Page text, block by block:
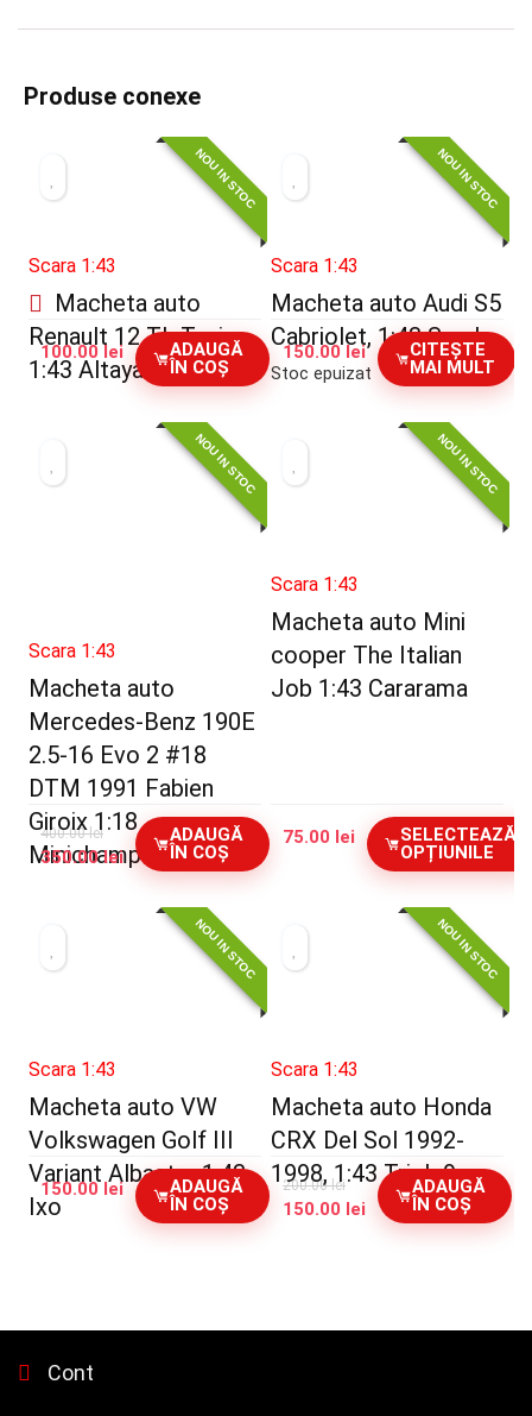
Produse conexe
NOU IN STOC
Scara 1:43
Macheta auto
Renault 12 TL Taxi,
1:43 Altaya
100.00lei
ADAUGĂ
ÎN COȘ
NOU IN STOC
Scara 1:43
Macheta auto Audi S5
Cabriolet, 1:43 Spark
Stoc epuizat
150.00lei
CITEȘTE
MAI MULT
NOU IN STOC
Scara 1:43
Macheta auto
Mercedes-Benz 190E
2.5-16 Evo 2 #18
DTM 1991 Fabien
Giroix 1:18
Minichamps
400.00lei
Prețul
350.00leiPrețul
curent
este:
350.00 lei.
ADAUGĂ
ÎN COȘ
NOU IN STOC
Scara 1:43
Macheta auto Mini
cooper The Italian
Job 1:43 Cararama
75.00 lei
SELECTEAZĂ
OPȚIUNILE
NOU IN STOC
Scara 1:43
Macheta auto VW
Volkswagen Golf III
Variant Albastru 1:43
Ixo
150.00lei
ADAUGĂ
ÎN COȘ
NOU IN STOC
Scara 1:43
Macheta auto Honda
CRX Del Sol 1992-
1998, 1:43 Triple9
200.00lei
Prețul
150.00 lei Prețul
curent
ADAUGĂ
ÎN COȘ
Cont